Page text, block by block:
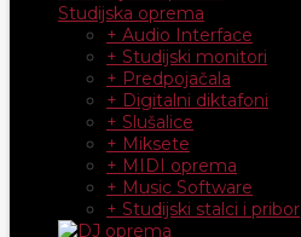
Studijska oprema
+ Audio Interface
+ Studijski monitori
+ Predpojačala
+ Digitalni diktafoni
+ Slušalice
+ Miksete
+ MIDI oprema
+ Music Software
+ Studijski stalci i pribor